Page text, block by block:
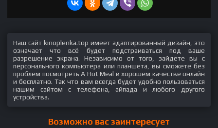
Наш сайт kinoplenka.top имеет адаптированный дизайн, это
означает что всё будет подстраиваться под ваше
разрешение экрана. Независимо от того, зайдете вы с
персонального компьютера или планшета, вы сможете без
проблем посмотреть A Hot Meal в хорошем качестве онлайн
и бесплатно. Так что вам всегда будет удобно пользоваться
нашим сайтом с телефона, айпада и любого другого
устройства.
Возможно вас заинтересует